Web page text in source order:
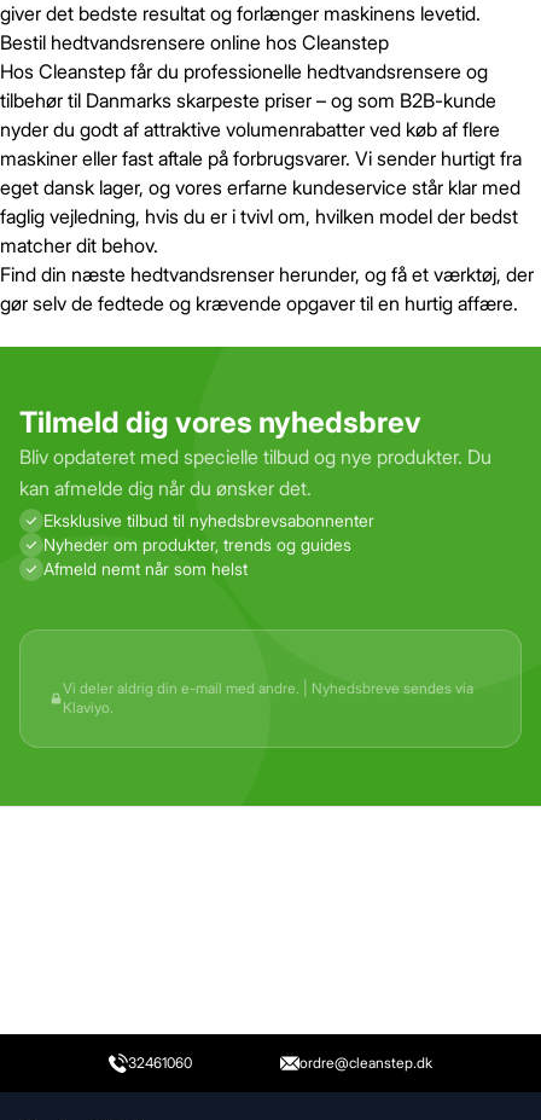
giver det bedste resultat og forlænger maskinens levetid.
Bestil hedtvandsrensere online hos Cleanstep
Hos Cleanstep får du professionelle hedtvandsrensere og
tilbehør til Danmarks skarpeste priser – og som B2B-kunde
nyder du godt af attraktive volumenrabatter ved køb af flere
maskiner eller fast aftale på forbrugsvarer. Vi sender hurtigt fra
eget dansk lager, og vores erfarne kundeservice står klar med
faglig vejledning, hvis du er i tvivl om, hvilken model der bedst
matcher dit behov.
Find din næste hedtvandsrenser herunder, og få et værktøj, der
gør selv de fedtede og krævende opgaver til en hurtig affære.
Tilmeld dig vores nyhedsbrev
Bliv opdateret med specielle tilbud og nye produkter. Du
kan afmelde dig når du ønsker det.
Eksklusive tilbud til nyhedsbrevs­abonnenter
Nyheder om produkter, trends og guides
Afmeld nemt når som helst
Vi deler aldrig din e-mail med andre. | Nyhedsbreve sendes via
Klaviyo.
32461060 ordre@cleanstep.dk